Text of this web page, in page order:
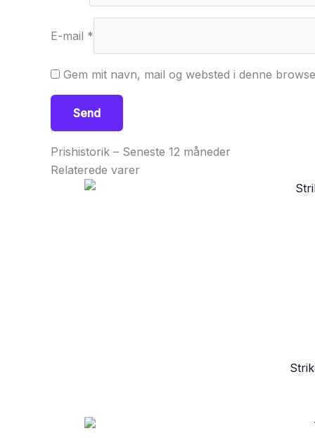
E-mail *
Gem mit navn, mail og websted i denne
Prishistorik – Seneste 12 måneder
Relaterede varer